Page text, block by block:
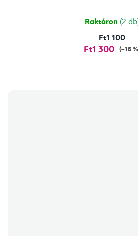
Raktáron (2
Ft1 100
Ft1 300 (–15